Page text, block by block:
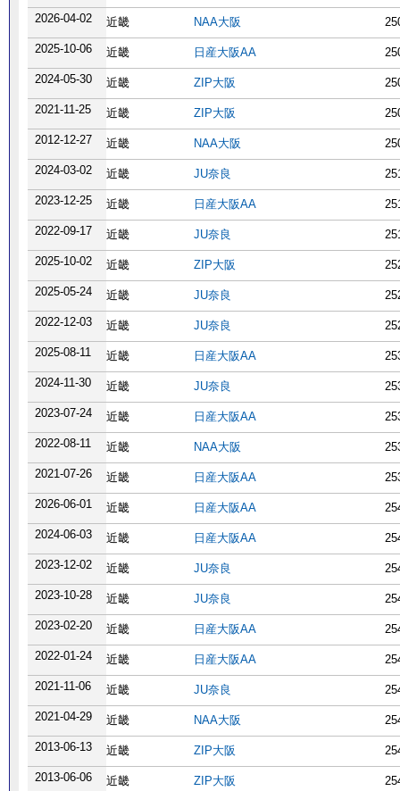
2026-04-02
近畿 NAA大阪
2025-10-06
近畿 日産大阪AA
2024-05-30
近畿 ZIP大阪
2021-11-25
近畿 ZIP大阪
2012-12-27
近畿 NAA大阪
2024-03-02
近畿 JU奈良
2023-12-25
近畿 日産大阪AA
2022-09-17
近畿 JU奈良
2025-10-02
近畿 ZIP大阪
2025-05-24
近畿 JU奈良
2022-12-03
近畿 JU奈良
2025-08-11
近畿 日産大阪AA
2024-11-30
近畿 JU奈良
2023-07-24
近畿 日産大阪AA
2022-08-11
近畿 NAA大阪
2021-07-26
近畿 日産大阪AA
2026-06-01
近畿 日産大阪AA
2024-06-03
近畿 日産大阪AA
2023-12-02
近畿 JU奈良
2023-10-28
近畿 JU奈良
2023-02-20
近畿 日産大阪AA
2022-01-24
近畿 日産大阪AA
2021-11-06
近畿 JU奈良
2021-04-29
近畿 NAA大阪
2013-06-13
近畿 ZIP大阪
2013-06-06
近畿 ZIP大阪